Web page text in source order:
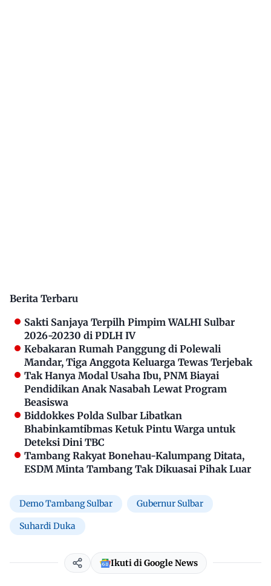
Berita Terbaru
Sakti Sanjaya Terpilh Pimpim WALHI Sulbar
2026-20230 di PDLH IV
Kebakaran Rumah Panggung di Polewali
Mandar, Tiga Anggota Keluarga Tewas Terjebak
Tak Hanya Modal Usaha Ibu, PNM Biayai
Pendidikan Anak Nasabah Lewat Program
Beasiswa
Biddokkes Polda Sulbar Libatkan
Bhabinkamtibmas Ketuk Pintu Warga untuk
Deteksi Dini TBC
Tambang Rakyat Bonehau-Kalumpang Ditata,
ESDM Minta Tambang Tak Dikuasai Pihak Luar
Demo Tambang Sulbar Gubernur Sulbar
Suhardi Duka
Ikuti di Google News